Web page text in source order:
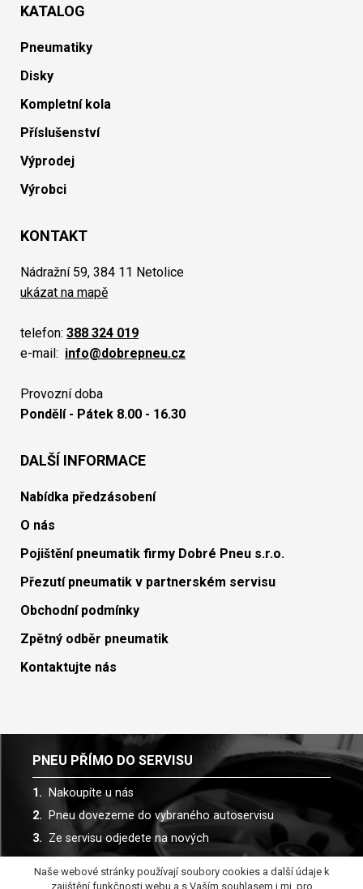
KATALOG
Pneumatiky
Disky
Kompletní kola
Příslušenství
Výprodej
Výrobci
KONTAKT
Nádražní 59, 384 11 Netolice
ukázat na mapě
telefon: 388 324 019
e-mail: info@dobrepneu.cz
Provozní doba
Pondělí - Pátek 8.00 - 16.30
DALŠÍ INFORMACE
Nabídka předzásobení
O nás
Pojištění pneumatik firmy Dobré Pneu s.r.o.
Přezutí pneumatik v partnerském servisu
Obchodní podmínky
Zpětný odběr pneumatik
Kontaktujte nás
PNEU PŘÍMO DO SERVISU
Nakoupíte u nás
Pneu dovezeme do vybraného autoservisu
Ze servisu odjedete na nových
Spolupracujeme s více než 30 autoservisy
Naše webové stránky používají soubory cookies a další údaje k
zajištění funkčnosti webu a s Vaším souhlasem i mj. pro